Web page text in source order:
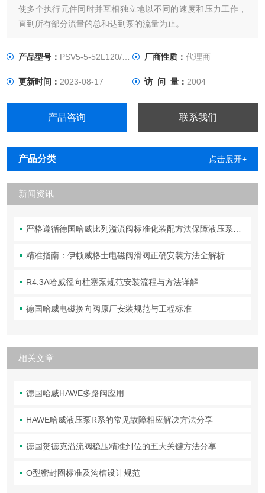
使多个执行元件同时并互相独立地以不同的速度和压力工作，
直到所有部分流量的总和达到泵的流量为止。
产品型号： PSV5-5-52L120/120C165/C 厂商性质： 代理商
更新时间：2023-08-17 访 问 量： 2004
产品咨询 联系我们
产品分类 点击展开+
新闻资讯
严格遵循德国哈威比列溢流阀标准化装配方法保障液压系统压力调控精准可靠
精准指南：伊顿威格士电磁阀滑阀正确安装方法全解析
R4.3A哈威径向柱塞泵规范安装流程与方法详解
德国哈威电磁换向阀原厂安装规范与工程标准
相关文章
德国哈威HAWE多路阀应用
HAWE哈威液压泵R系的常见故障相应解决方法分享
德国贺德克溢流阀稳压精准到位的五大关键方法分享
O型密封圈标准及沟槽设计规范